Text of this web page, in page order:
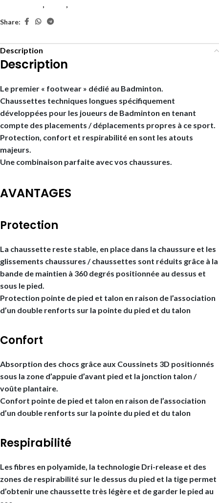
, ,
Share:
Description
Description
Le premier « footwear » dédié au Badminton.
Chaussettes techniques longues spécifiquement
développées pour les joueurs de Badminton en tenant
compte des placements / déplacements propres à ce sport.
Protection, confort et respirabilité en sont les atouts
majeurs.
Une combinaison parfaite avec vos chaussures.
AVANTAGES
Protection
La chaussette reste stable, en place dans la chaussure et les
glissements chaussures / chaussettes sont réduits grâce à la
bande de maintien à 360 degrés positionnée au dessus et
sous le pied.
Protection pointe de pied et talon en raison de l’association
d’un double renforts sur la pointe du pied et du talon
Confort
Absorption des chocs grâce aux Coussinets 3D positionnés
sous la zone d’appuie d’avant pied et la jonction talon /
voûte plantaire.
Confort pointe de pied et talon en raison de l’association
d’un double renforts sur la pointe du pied et du talon
Respirabilité
Les fibres en polyamide, la technologie Dri-release et des
zones de respirabilité sur le dessus du pied et la tige permet
d’obtenir une chaussette très légère et de garder le pied au